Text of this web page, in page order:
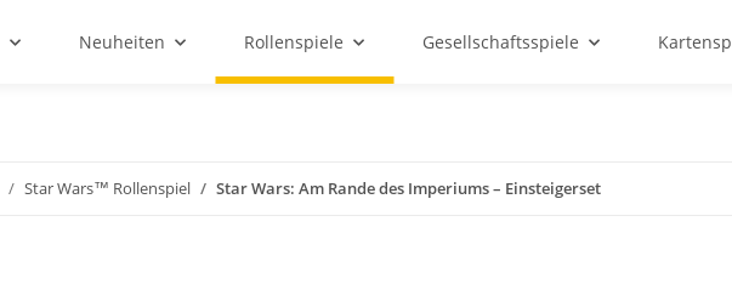
Neuheiten Rollenspiele Gesellschaftsspiele
Star Wars™ Rollenspiel Star Wars: Am Rande des Imperiums – Einsteigerset